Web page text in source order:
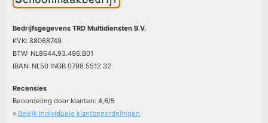
Bedrijfsgegevens TRD Multidiensten B.V.
KVK: 88068749
BTW: NL8644.93.496.B01
IBAN: NL50 INGB 0798 5512 32
Recensies
Beoordeling door klanten:4,6/5
» Bekijk individuele klantbeoordelingen